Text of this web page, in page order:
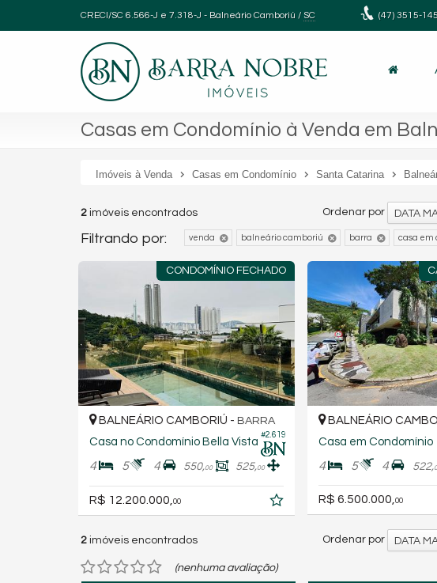
CRECI/SC 6.566-J e 7.318-J - Balneário Camboriú / SC (47)3515-
Casas em Condomínio à Venda em
Imóveis à Venda Casas em Condomínio Santa Catarina
2 imóveis encontrados Ordenar por DATA
Filtrando por: venda balneário camboriú barra casa em
CONDOMÍNIO FECHADO
#2.619
BALNEÁRIO CAMBORIÚ - BARRA
Casa no Condomínio Bella Vista
4 5 4 550,00 525,00
R$ 12.200.000, 00
BALNEÁRIO
Casa em Condomínio
4 5 4 522,
R$ 6.500.000, 00
2 imóveis encontrados Ordenar por DATA
(nenhuma avaliação)